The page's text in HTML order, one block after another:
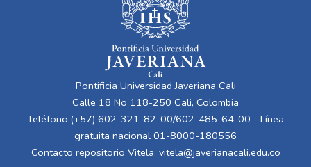
Pontificia Universidad Javeriana Cali
Calle 18 No 118-250 Cali, Colombia
Teléfono:(+57) 602-321-82-00/602-485-64-00 - Línea
gratuita nacional 01-8000-180556
Contacto repositorio Vitela: vitela@javerianacali.edu.co